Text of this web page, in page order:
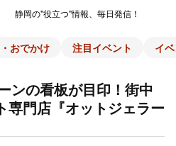
静岡の"役立つ"情報、毎日発信！
おでかけ 注目イベント イ
ンの看板が目印！街中
専門店『オットジェラー